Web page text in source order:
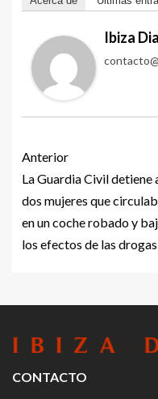
Ibiza
Anterior
La Guardia Civil detiene
dos mujeres que
en un coche robado y
los efectos de las drogas
CONTACTO